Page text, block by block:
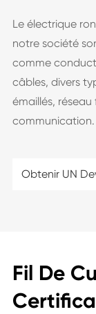
Le électrique
notre société
comme
câbles, divers
émaillés,
communication.
Obtenir UN
Fil De